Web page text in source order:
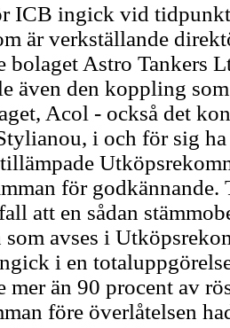
ICB ingick vid
är verkställande
bolaget Astro Tankers
även den koppling
Acol - också det
i och för sig
för
att en sådan
avses i
i en
mer än 90 procent av
före överlåtelsen